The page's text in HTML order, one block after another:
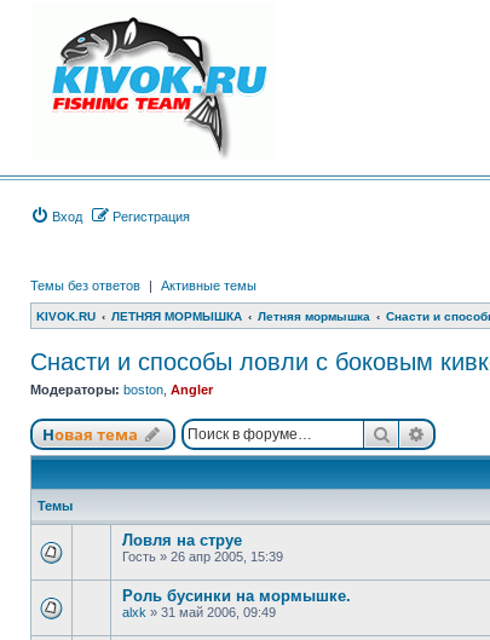
Вход Регистрация
Темы без ответов | Активные темы
KIVOK.RU ЛЕТНЯЯ МОРМЫШКА Летняя мормышка Снасти и
Снасти и способы ловли с боковым
Модераторы: boston Angler
Новая тема Поиск
Темы
Ловля на струе
Гость » 26 апр 2005, 15:39
Роль бусинки на мормышке.
alxk » 31 май 2006, 09:49